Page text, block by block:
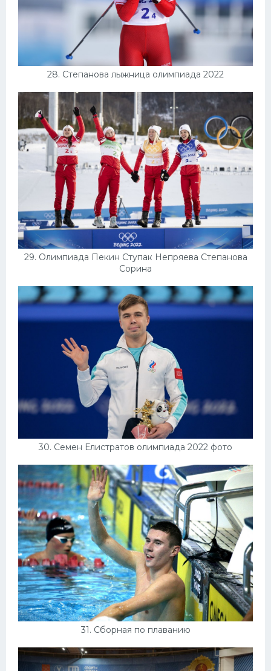
28. Степанова лыжница олимпиада 2022
29. Олимпиада Пекин Ступак Непряева Степанова
Сорина
30. Семен Елистратов олимпиада 2022 фото
31. Сборная по плаванию